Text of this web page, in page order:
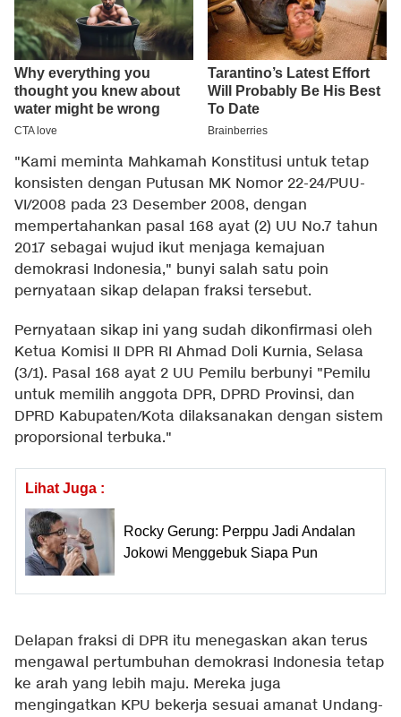
"Kami meminta Mahkamah Konstitusi untuk tetap
konsisten dengan Putusan MK Nomor 22-24/PUU-
VI/2008 pada 23 Desember 2008, dengan
mempertahankan pasal 168 ayat (2) UU No.7 tahun
2017 sebagai wujud ikut menjaga kemajuan
demokrasi Indonesia," bunyi salah satu poin
pernyataan sikap delapan fraksi tersebut.
Pernyataan sikap ini yang sudah dikonfirmasi oleh
Ketua Komisi II DPR RI Ahmad Doli Kurnia, Selasa
(3/1). Pasal 168 ayat 2 UU Pemilu berbunyi "Pemilu
untuk memilih anggota DPR, DPRD Provinsi, dan
DPRD Kabupaten/Kota dilaksanakan dengan sistem
proporsional terbuka."
Lihat Juga :
Rocky Gerung: Perppu Jadi Andalan
Jokowi Menggebuk Siapa Pun
Delapan fraksi di DPR itu menegaskan akan terus
mengawal pertumbuhan demokrasi Indonesia tetap
ke arah yang lebih maju. Mereka juga
mengingatkan KPU bekerja sesuai amanat Undang-